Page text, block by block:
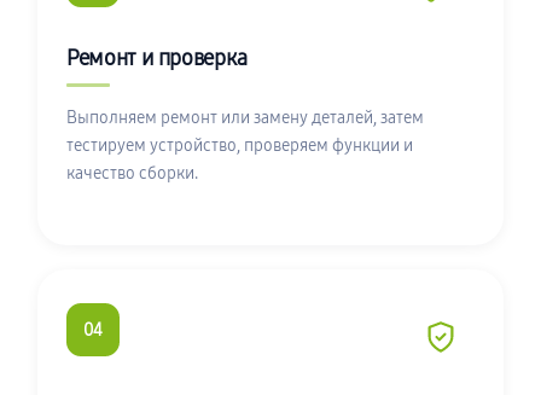
Ремонт и проверка
Выполняем ремонт или замену деталей, затем
тестируем устройство, проверяем функции и
качество сборки.
04